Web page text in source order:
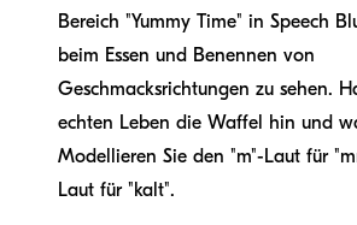
Bereich "Yummy Time" in Speech
beim Essen und Benennen von
Geschmacksrichtungen zu sehen.
echten Leben die Waffel hin und
Modellieren Sie den "m"-Laut für
Laut für "kalt".